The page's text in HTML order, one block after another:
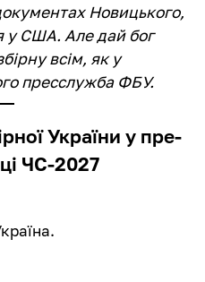
Новицького,
у США. Але дай бог
всім, як у
пресслужба ФБУ.
України у пре-
ЧС-2027